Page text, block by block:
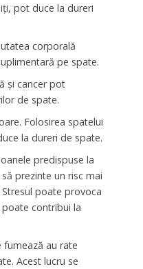
pot duce la dureri
corporală
pe spate.
și cancer pot
de spate.
Folosirea spatelui
la dureri de spate.
predispuse la
prezinte un risc mai
poate provoca
contribui la
fumează au rate
Acest lucru se